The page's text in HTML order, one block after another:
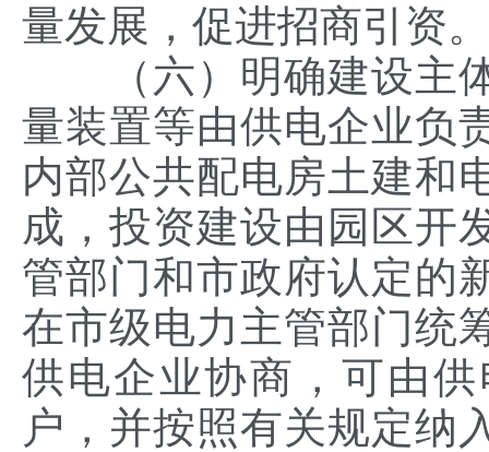
量发展，促进招商引资。
（六）明确建设主体
量装置等由供电企业负
内部公共配电房土建和
成，投资建设由园区开
管部门和市政府认定的
在市级电力主管部门统
供电企业协商，可由
户，并按照有关规定纳